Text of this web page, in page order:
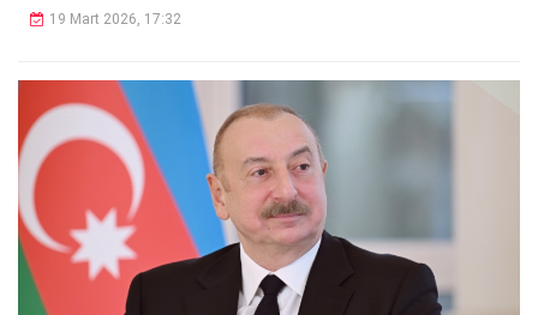
19 Mart 2026, 17:32